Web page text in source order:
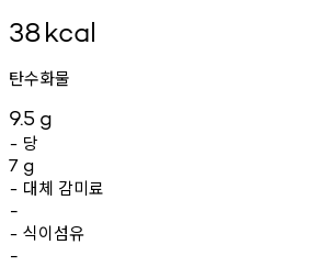
38kcal
탄수화물
9.5 g
- 당
7 g
- 대체 감미료
-
- 식이섬유
-